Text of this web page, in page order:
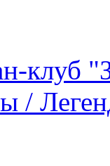
клуб
/